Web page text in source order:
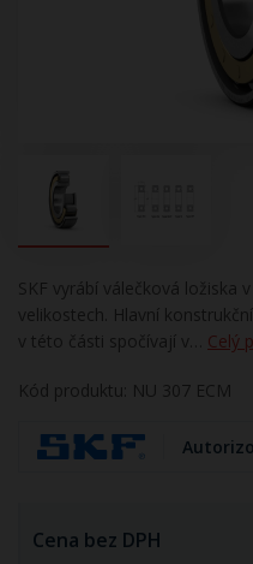
SKF vyrábí válečková ložiska
velikostech. Hlavní
v této části spočívají v… Celý
Kód produktu: NU 307 ECM
Cena bez DPH